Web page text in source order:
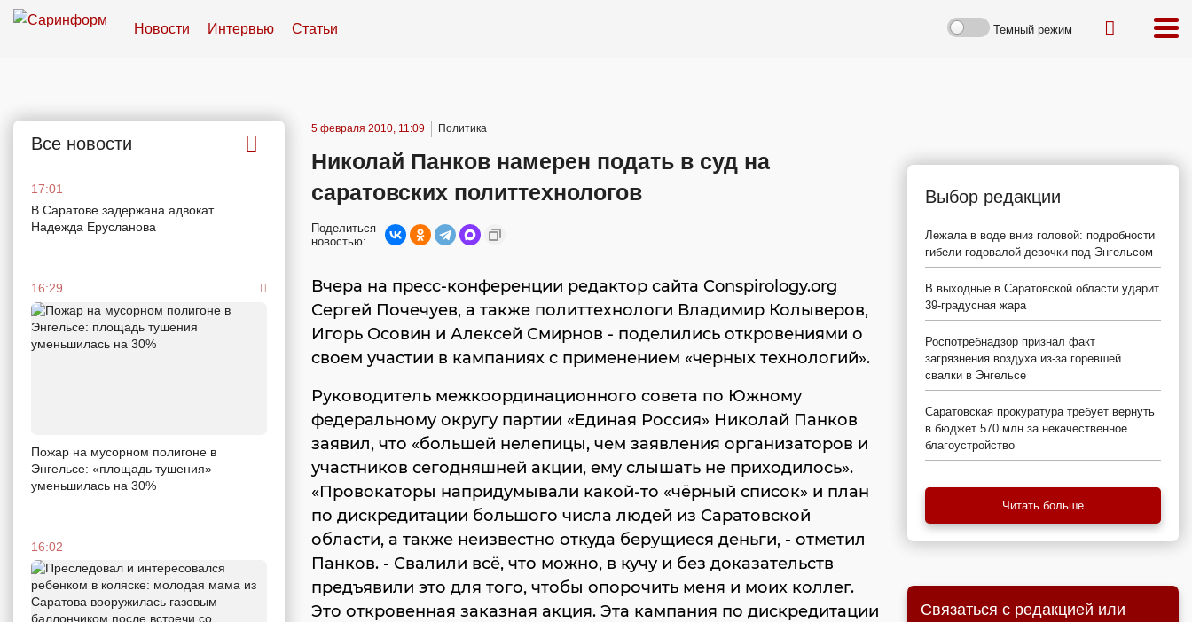
Новости Интервью Статьи Темный режим
Все новости
17:01
В Саратове задержана адвокат
Надежда Ерусланова
16:29
Пожар на мусорном полигоне в
Энгельсе: «площадь тушения»
уменьшилась на 30%
16:02
5 февраля 2010, 11:09 Политика
Николай Панков намерен подать в суд на
саратовских политтехнологов
Поделиться
новостью:
Вчера на пресс-конференции редактор сайта Conspirology.org
Сергей Почечуев, а также политтехнологи Владимир Колыверов,
Игорь Осовин и Алексей Смирнов - поделились откровениями о
своем участии в кампаниях с применением «черных технологий».
Руководитель межкоординационного совета по Южному
федеральному округу партии «Единая Россия» Николай Панков
заявил, что «большей нелепицы, чем заявления организаторов и
участников сегодняшней акции, ему слышать не приходилось».
«Провокаторы напридумывали какой-то «чёрный список» и план
по дискредитации большого числа людей из Саратовской
области, а также неизвестно откуда берущиеся деньги, - отметил
Панков. - Свалили всё, что можно, в кучу и без доказательств
предъявили это для того, чтобы опорочить меня и моих коллег.
Это откровенная заказная акция. Эта кампания по дискредитации
Выбор редакции
Лежала в воде вниз головой: подробности
гибели годовалой девочки под Энгельсом
В выходные в Саратовской области ударит
39-градусная жара
Роспотребнадзор признал факт
загрязнения воздуха из-за горевшей
свалки в Энгельсе
Саратовская прокуратура требует вернуть
в бюджет 570 млн за некачественное
благоустройство
Читать больше
Связаться с редакцией или